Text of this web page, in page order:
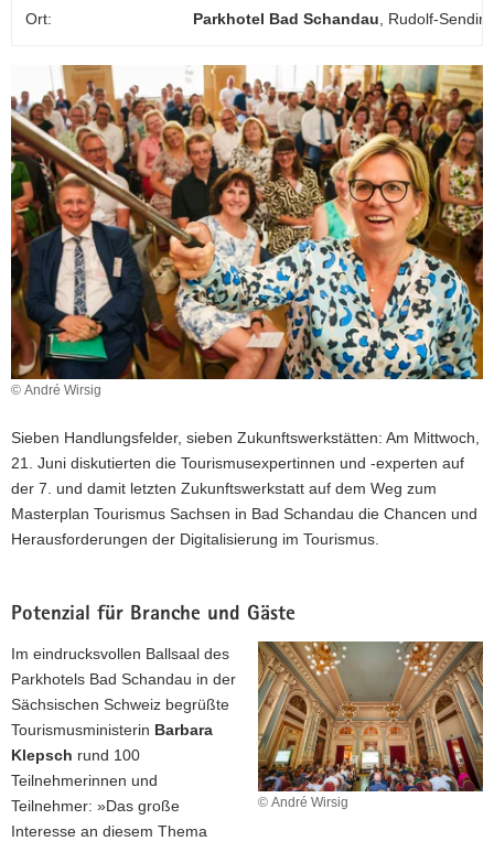
a
g
a
t
i
o
n
Ort: Parkhotel Bad Schandau , Rudolf-
© André Wirsig
Sieben Handlungsfelder, sieben Zukunftswerkstätten: Am Mittwoch,
21. Juni diskutierten die Tourismusexpertinnen und -experten auf
der 7. und damit letzten Zukunftswerkstatt auf dem Weg zum
Masterplan Tourismus Sachsen in Bad Schandau die Chancen und
Herausforderungen der Digitalisierung im Tourismus.
Potenzial für Branche und Gäste
© André Wirsig
Im eindrucksvollen Ballsaal des
Parkhotels Bad Schandau in der
Sächsischen Schweiz begrüßte
Tourismusministerin Barbara
Klepsch rund 100
Teilnehmerinnen und
Teilnehmer: »Das große
Interesse an diesem Thema